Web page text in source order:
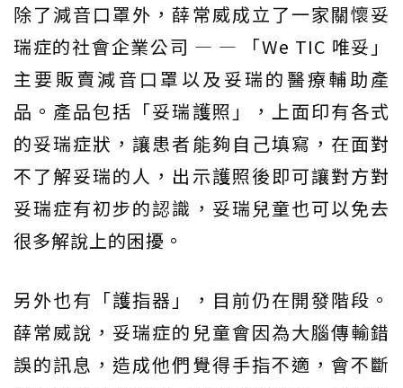
除了減音口罩外，薛常威成立了一家關懷妥
瑞症的社會企業公司 — — 「We TIC 唯妥」
主要販賣減音口罩以及妥瑞的醫療輔助產
品。產品包括「妥瑞護照」，上面印有各式
的妥瑞症狀，讓患者能夠自己填寫，在面對
不了解妥瑞的人，出示護照後即可讓對方對
妥瑞症有初步的認識，妥瑞兒童也可以免去
很多解說上的困擾。
另外也有「護指器」，目前仍在開發階段。
薛常威說，妥瑞症的兒童會因為大腦傳輸錯
誤的訊息，造成他們覺得手指不適，會不斷